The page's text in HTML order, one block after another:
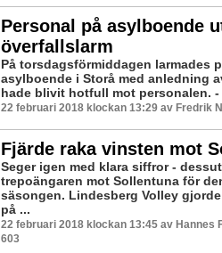
Personal på asylboende
överfallslarm
På torsdagsförmiddagen larmades
asylboende i Storå med anledning
hade blivit hotfull mot personalen. -
22 februari 2018 klockan 13:29 av Fredrik
Fjärde raka vinsten mot
Seger igen med klara siffror -
trepoängaren mot Sollentuna för
säsongen. Lindesberg Volley
på ...
22 februari 2018 klockan 13:45 av Hannes
603